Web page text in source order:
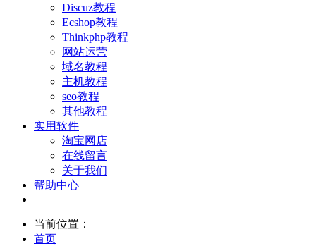
Discuz教程
Ecshop教程
Thinkphp教程
网站运营
域名教程
主机教程
seo教程
其他教程
实用软件
淘宝网店
在线留言
关于我们
帮助中心
当前位置：
首页